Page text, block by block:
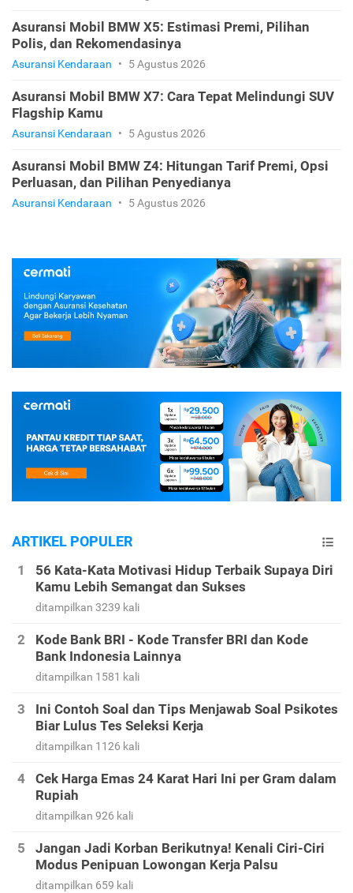
Asuransi Mobil BMW X5: Estimasi Premi, Pilihan
Polis, dan Rekomendasinya
Asuransi Kendaraan • 5 Agustus 2026
Asuransi Mobil BMW X7: Cara Tepat Melindungi SUV
Flagship Kamu
Asuransi Kendaraan • 5 Agustus 2026
Asuransi Mobil BMW Z4: Hitungan Tarif Premi, Opsi
Perluasan, dan Pilihan Penyedianya
Asuransi Kendaraan • 5 Agustus 2026
ARTIKEL POPULER
56 Kata-Kata Motivasi Hidup Terbaik Supaya Diri
Kamu Lebih Semangat dan Sukses
ditampilkan 3239 kali
Kode Bank BRI - Kode Transfer BRI dan Kode
Bank Indonesia Lainnya
ditampilkan 1581 kali
Ini Contoh Soal dan Tips Menjawab Soal Psikotes
Biar Lulus Tes Seleksi Kerja
ditampilkan 1126 kali
Cek Harga Emas 24 Karat Hari Ini per Gram dalam
Rupiah
ditampilkan 926 kali
Jangan Jadi Korban Berikutnya! Kenali Ciri-Ciri
Modus Penipuan Lowongan Kerja Palsu
ditampilkan 659 kali